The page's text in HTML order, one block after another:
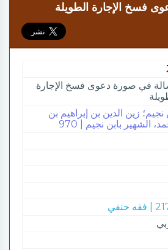
فسخ الإجارة الطويلة
في صورة دعوى فسخ الإجارة
نجيم؛ زين الدين بن إبراهيم بن
الشهير بابن نجيم | 970
حنفي